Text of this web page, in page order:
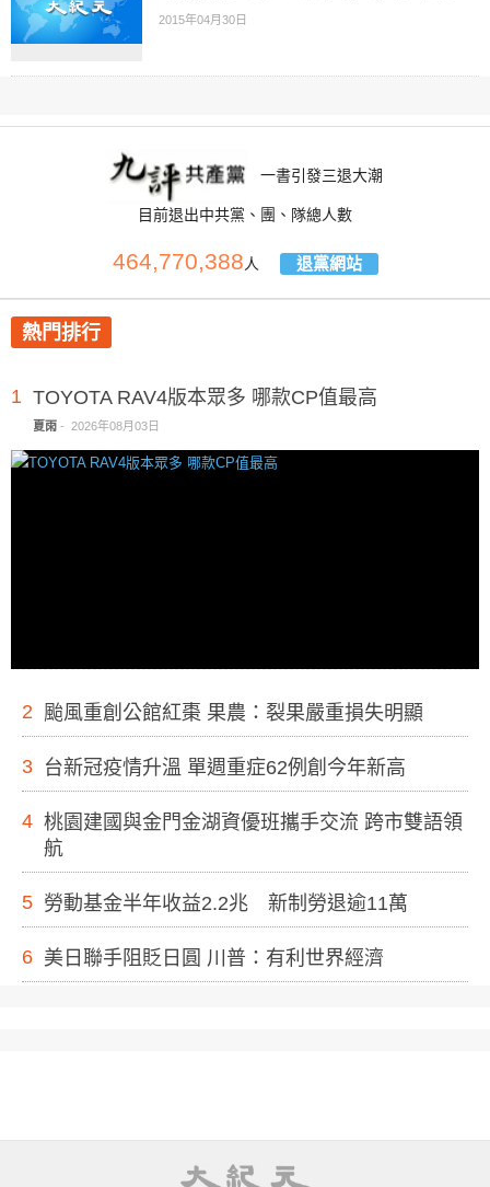
2015年04月30日
一書引發三退大潮
目前退出中共黨、團、隊總人數
464,770,388人 退黨網站
熱門排行
1 TOYOTA RAV4版本眾多 哪款CP值最高
夏雨 - 2026年08月03日
2 颱風重創公館紅棗 果農：裂果嚴重損失明顯
3 台新冠疫情升溫 單週重症62例創今年新高
4 桃園建國與金門金湖資優班攜手交流 跨市雙語領
航
5 勞動基金半年收益2.2兆 新制勞退逾11萬
6 美日聯手阻貶日圓 川普：有利世界經濟